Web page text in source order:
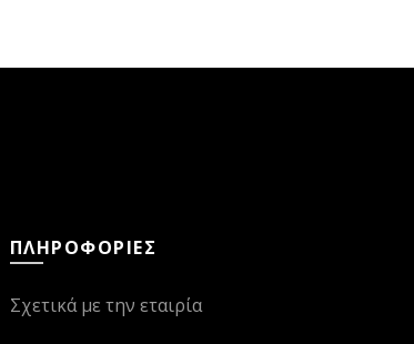
ΠΛΗΡΟΦΟΡΙΕΣ
Σχετικά με την εταιρία